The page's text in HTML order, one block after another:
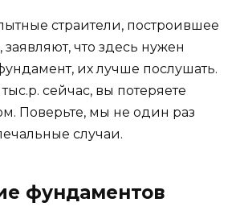
страители, построившее
что здесь нужен
их лучше послушать.
сейчас, вы потеряете
Поверьте, мы не один раз
случаи.
фундаментов